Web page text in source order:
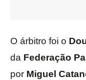
O árbitro foi o
da Federação
por Miguel